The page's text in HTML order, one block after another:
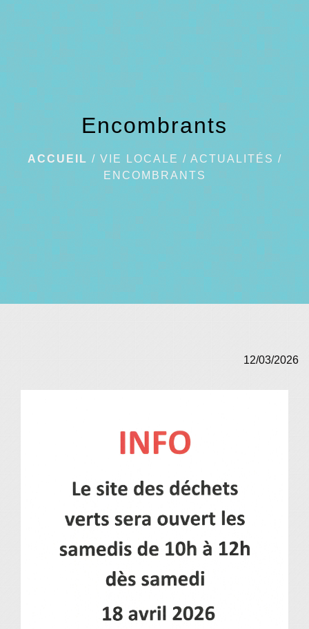
Encombrants
ACCUEIL / VIE LOCALE / ACTUALITÉS /
ENCOMBRANTS
12/03/2026